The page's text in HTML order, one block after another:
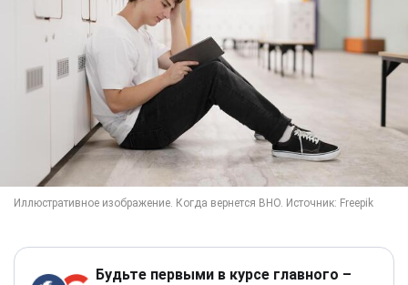
Будьте первыми в курсе главного –